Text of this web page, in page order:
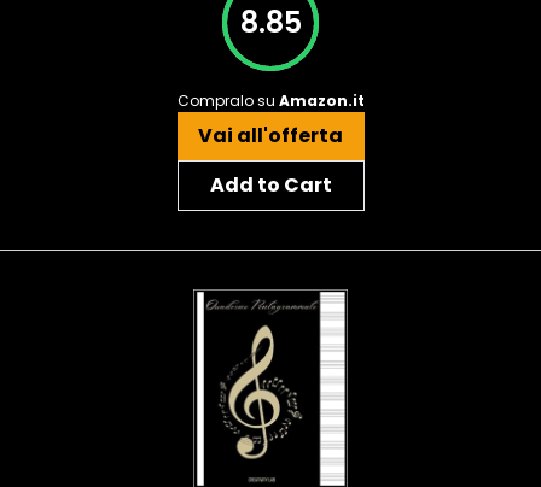
8.85
Compralo su Amazon.it
Vai all'offerta
Add to Cart